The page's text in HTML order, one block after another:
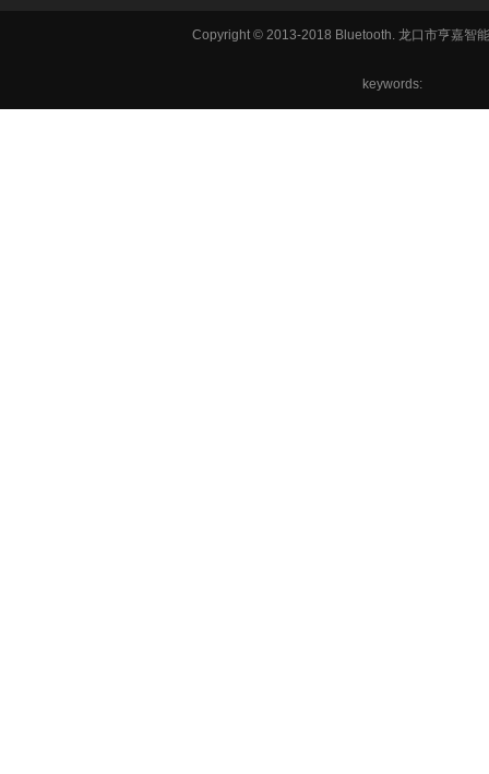
Copyright © 2013-2018 Bluetooth. 龙口市亨嘉智
keywords: